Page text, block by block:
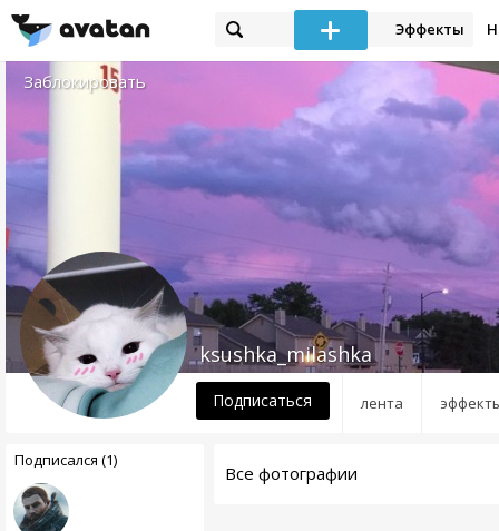
Эффекты
Заблокировать
лента
ksushka_milashka
Подписаться
Подписался (1)
Все фотографии